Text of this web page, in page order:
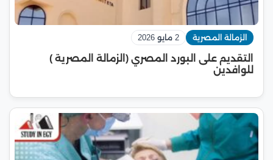
الزمالة المصرية 2 مايو 2026
التقديم على البورد المصري (الزمالة المصرية )
للوافدين